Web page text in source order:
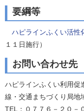
要綱等
ハピラインふくい活性
１１日施行）
お問い合わせ先
ハピラインふくい利用促
線・交通まちづくり局地
TEL：０７７６－２０－